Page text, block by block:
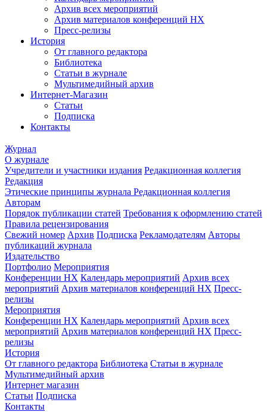
Архив всех мероприятий
Архив материалов конференций НХ
Пресс-релизы
История
От главного редактора
Библиотека
Статьи в журнале
Мультимедийный архив
Интернет-Магазин
Статьи
Подписка
Контакты
Журнал
О журнале
Учредители и участники издания Редакционная коллегия
Редакция
Этические принципы журнала Редакционная коллегия
Авторам
Порядок публикации статей Требования к оформлению статей
Правила рецензирования
Свежий номер Архив Подписка Рекламодателям Авторы
публикаций журнала
Издательство
Портфолио Мероприятия
Конференции НХ Календарь мероприятий Архив всех
мероприятий Архив материалов конференций НХ Пресс-
релизы
Мероприятия
Конференции НХ Календарь мероприятий Архив всех
мероприятий Архив материалов конференций НХ Пресс-
релизы
История
От главного редактора Библиотека Статьи в журнале
Мультимедийный архив
Интернет магазин
Статьи Подписка
Контакты